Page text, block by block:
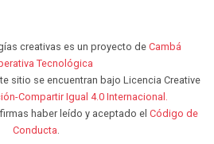
creativas es un proyecto de Cambá
Tecnológica
sitio se encuentran bajo Licencia Creative
Compartir Igual 4.0 Internacional.
haber leído y aceptado el Código de
Conducta.